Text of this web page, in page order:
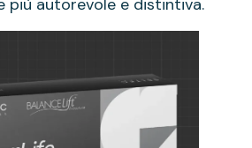
più autorevole e distintiva.